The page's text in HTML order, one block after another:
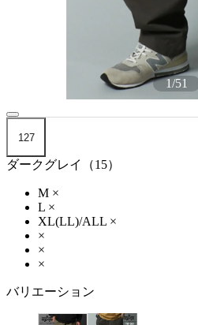
1/51
127
ダークグレイ（15）
M ×
L ×
XL(LL)/ALL ×
×
×
×
バリエーション